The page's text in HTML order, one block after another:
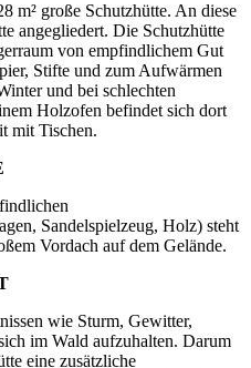
m² große Schutzhütte. An diese
angegliedert. Die Schutzhütte
von empfindlichem Gut
Stifte und zum Aufwärmen
und bei schlechten
Holzofen befindet sich dort
mit Tischen.
Sandelspielzeug, Holz) steht
Vordach auf dem Gelände.
wie Sturm, Gewitter,
im Wald aufzuhalten. Darum
eine zusätzliche